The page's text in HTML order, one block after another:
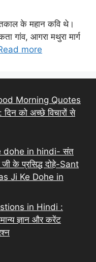
के महान कवि थे।
गांव, आगरा मथुरा मार्ग
more
Morning Quotes
को अच्छे विचारों से
dohe in hindi- संत
जी के प्रसिद्ध दोहे-Sant
Ji Ke Dohe in
in Hindi :
ज्ञान और करेंट